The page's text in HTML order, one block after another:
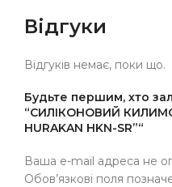
Відгуки
Відгуків немає, поки що.
Будьте першим, хто
“СИЛІКОНОВИЙ
HURAKAN HKN-SR”“
Ваша e-mail адреса не
Обов’язкові поля